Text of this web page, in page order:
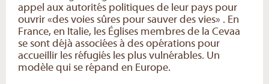
appel aux autorités politiques de leur pays pour
ouvrir «des voies sûres pour sauver des vies» . En
France, en Italie, les Églises membres de la Cevaa
se sont déjà associées à des opérations pour
accueillir les réfugiés les plus vulnérables. Un
modèle qui se répand en Europe.